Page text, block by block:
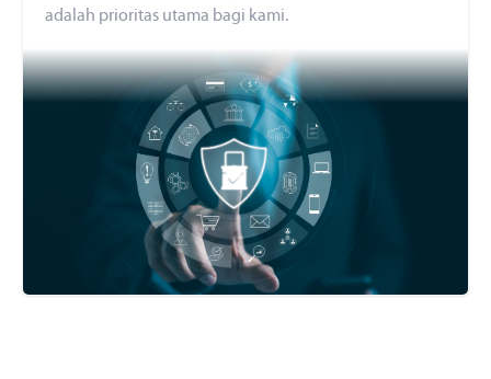
adalah prioritas utama bagi kami.